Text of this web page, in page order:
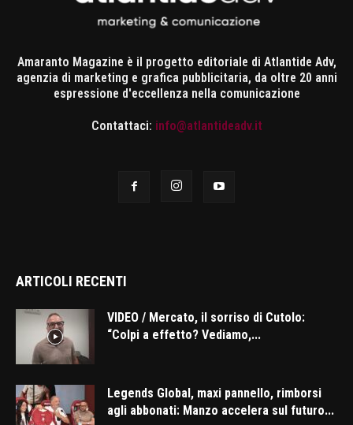
Amaranto Magazine è il progetto editoriale di Atlantide Adv,
agenzia di marketing e grafica pubblicitaria, da oltre 20 anni
espressione d'eccellenza nella comunicazione
Contattaci: info@atlantideadv.it
ARTICOLI RECENTI
VIDEO / Mercato, il sorriso di Cutolo:
“Colpi a effetto? Vediamo,...
Legends Global, maxi pannello, rimborsi
agli abbonati: Manzo accelera sul futuro...